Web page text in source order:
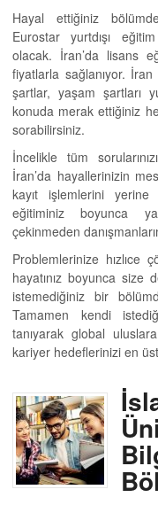
Hayal ettiğiniz
Eurostar yurtdışı
olacak. İran’da lisans
fiyatlarla sağlanıyor.
şartlar, yaşam şartları
konuda merak ettiğiniz
sorabilirsiniz.
İncelikle tüm
İran’da hayallerinizin
kayıt işlemlerini yerine
eğitiminiz boyunca
çekinmeden
Problemlerinize hızlıce
hayatınız boyunca size
istemediğiniz bir
Tamamen kendi
tanıyarak global
kariyer hedeflerinizi en